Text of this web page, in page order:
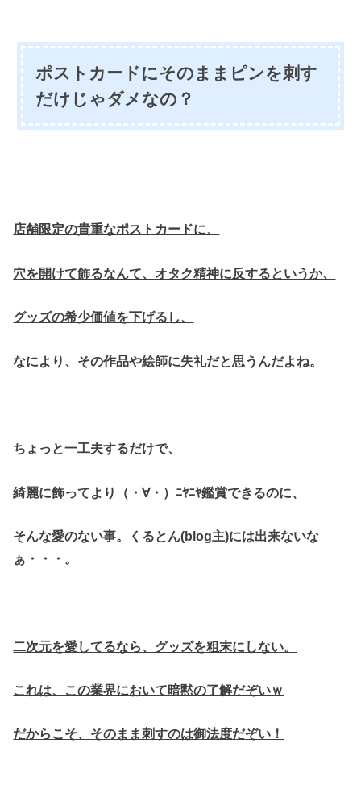
ポストカードにそのままピンを刺す
だけじゃダメなの？
店舗限定の貴重なポストカードに、
穴を開けて飾るなんて、オタク精神に反するというか、
グッズの希少価値を下げるし、
なにより、その作品や絵師に失礼だと思うんだよね。
ちょっと一工夫するだけで、
綺麗に飾ってより（・∀・）ﾆﾔﾆﾔ鑑賞できるのに、
そんな愛のない事。くるとん(blog主)には出来ないな
ぁ・・・。
二次元を愛してるなら、グッズを粗末にしない。
これは、この業界において暗黙の了解だぞいｗ
だからこそ、そのまま刺すのは御法度だぞい！